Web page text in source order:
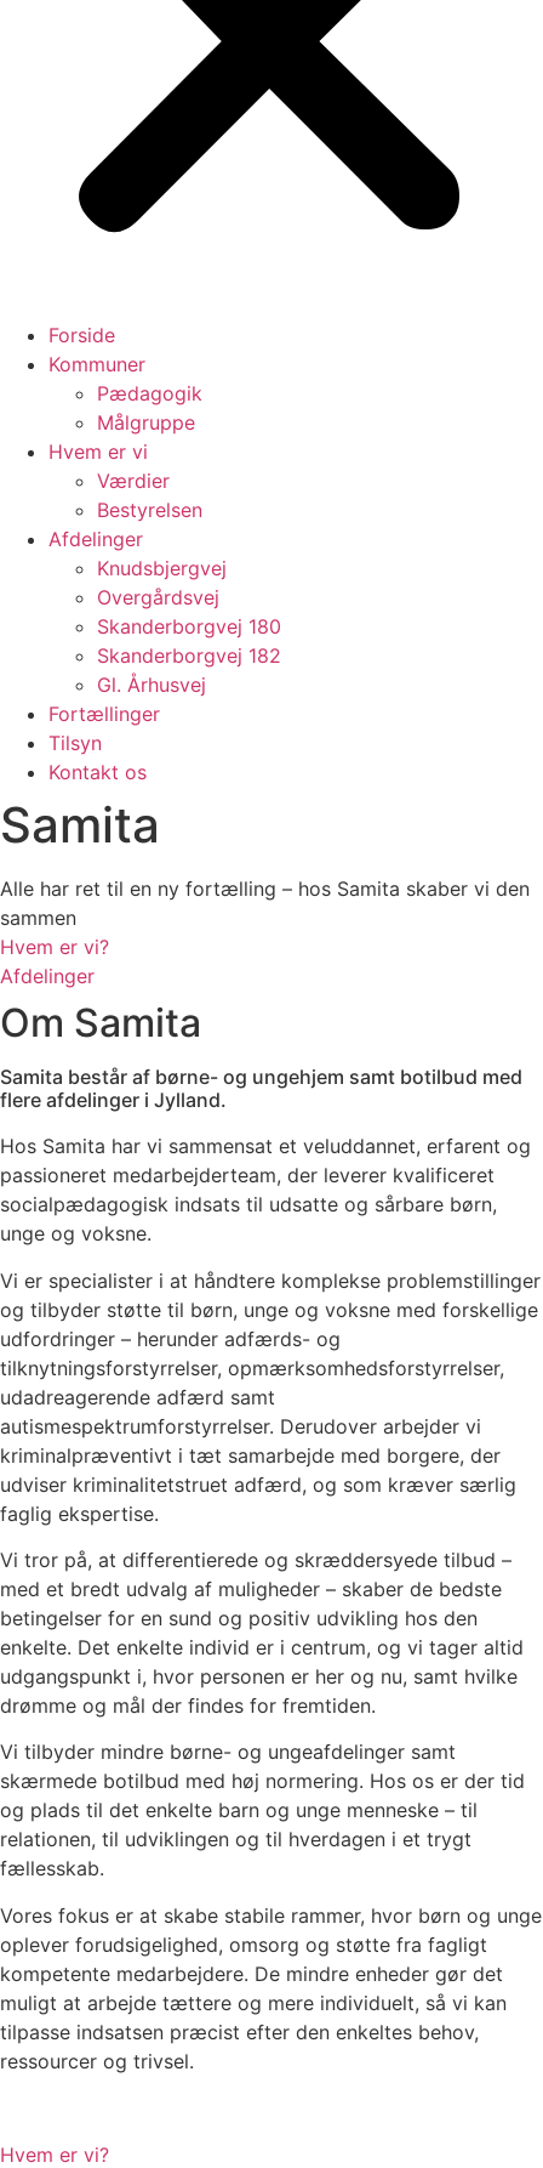
Forside
Kommuner
Pædagogik
Målgruppe
Hvem er vi
Værdier
Bestyrelsen
Afdelinger
Knudsbjergvej
Overgårdsvej
Skanderborgvej 180
Skanderborgvej 182
Gl. Århusvej
Fortællinger
Tilsyn
Kontakt os
Samita
Alle har ret til en ny fortælling – hos Samita skaber vi den
sammen
Hvem er vi?
Afdelinger
Om Samita
Samita består af børne- og ungehjem samt botilbud med
flere afdelinger i Jylland.
Hos Samita har vi sammensat et veluddannet, erfarent og
passioneret medarbejderteam, der leverer kvalificeret
socialpædagogisk indsats til udsatte og sårbare børn,
unge og voksne.
Vi er specialister i at håndtere komplekse problemstillinger
og tilbyder støtte til børn, unge og voksne med forskellige
udfordringer – herunder adfærds- og
tilknytningsforstyrrelser, opmærksomhedsforstyrrelser,
udadreagerende adfærd samt
autismespektrumforstyrrelser. Derudover arbejder vi
kriminalpræventivt i tæt samarbejde med borgere, der
udviser kriminalitetstruet adfærd, og som kræver særlig
faglig ekspertise.
Vi tror på, at differentierede og skræddersyede tilbud –
med et bredt udvalg af muligheder – skaber de bedste
betingelser for en sund og positiv udvikling hos den
enkelte. Det enkelte individ er i centrum, og vi tager altid
udgangspunkt i, hvor personen er her og nu, samt hvilke
drømme og mål der findes for fremtiden.
Vi tilbyder mindre børne- og ungeafdelinger samt
skærmede botilbud med høj normering. Hos os er der tid
og plads til det enkelte barn og unge menneske – til
relationen, til udviklingen og til hverdagen i et trygt
fællesskab.
Vores fokus er at skabe stabile rammer, hvor børn og unge
oplever forudsigelighed, omsorg og støtte fra fagligt
kompetente medarbejdere. De mindre enheder gør det
muligt at arbejde tættere og mere individuelt, så vi kan
tilpasse indsatsen præcist efter den enkeltes behov,
ressourcer og trivsel.
Hvem er vi?